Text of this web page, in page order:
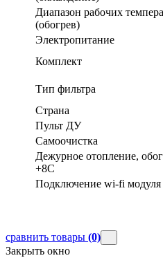
Диапазон рабочих
(обогрев)
Электропитание
Комплект
Тип фильтра
Страна
Пульт ДУ
Самоочистка
Дежурное отопление,
+8С
Подключение wi-fi модуля
сравнить товары (0)
Закрыть окно